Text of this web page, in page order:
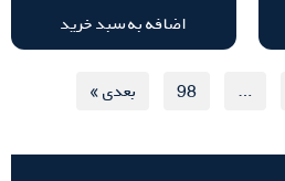
اضافه به سبد خرید
…
98 بعدی »